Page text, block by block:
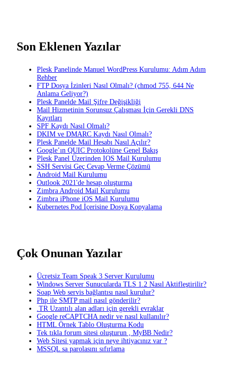
Son Eklenen Yazılar
Plesk Panelinde Manuel WordPress Kurulumu: Adım Adım
Rehber
FTP Dosya İzinleri Nasıl Olmalı? (chmod 755, 644 Ne
Anlama Geliyor?)
Plesk Panelde Mail Şifre Değişikliği
Mail Hizmetinin Sorunsuz Çalışması İçin Gerekli DNS
Kayıtları
SPF Kaydı Nasıl Olmalı?
DKIM ve DMARC Kaydı Nasıl Olmalı?
Plesk Panelde Mail Hesabı Nasıl Açılır?
Google’ın QUIC Protokolüne Genel Bakış
Plesk Panel Üzerinden IOS Mail Kurulumu
SSH Servisi Geç Cevap Verme Çözümü
Android Mail Kurulumu
Outlook 2021'de hesap oluşturma
Zimbra Android Mail Kurulumu
Zimbra iPhone iOS Mail Kurulumu
Kubernetes Pod İçerisine Dosya Kopyalama
Çok Onunan Yazılar
Ücretsiz Team Speak 3 Server Kurulumu
Windows Server Sunucularda TLS 1.2 Nasıl Aktifleştirilir?
Soap Web servis bağlantısı nasıl kurulur?
Php ile SMTP mail nasıl gönderilir?
.TR Uzantılı alan adları için gerekli evraklar
Google reCAPTCHA nedir ve nasıl kullanılır?
HTML Örnek Tablo Oluşturma Kodu
Tek tıkla forum sitesi oluşturun , MyBB Nedir?
Web Sitesi yapmak için neye ihtiyacınız var ?
MSSQL sa parolasını sıfırlama